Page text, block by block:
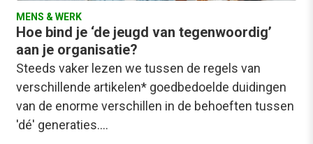
MENS & WERK
Hoe bind je ‘de jeugd van tegenwoordig’
aan je organisatie?
Steeds vaker lezen we tussen de regels van
verschillende artikelen* goedbedoelde duidingen
van de enorme verschillen in de behoeften tussen
'dé' generaties.…